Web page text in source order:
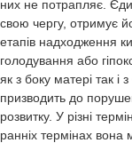
них не потрапляє.
свою чергу, отримує
етапів надходження
голодування або
як з боку матері так і
призводить до
розвитку. У різні
ранніх термінах